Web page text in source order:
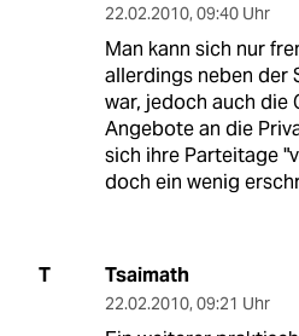
22.02.2010, 09:40 Uhr
Man kann sich nur
allerdings neben der
war, jedoch auch die
Angebote an die
sich ihre Parteitage
doch ein wenig
T Tsaimath
22.02.2010, 09:21 Uhr